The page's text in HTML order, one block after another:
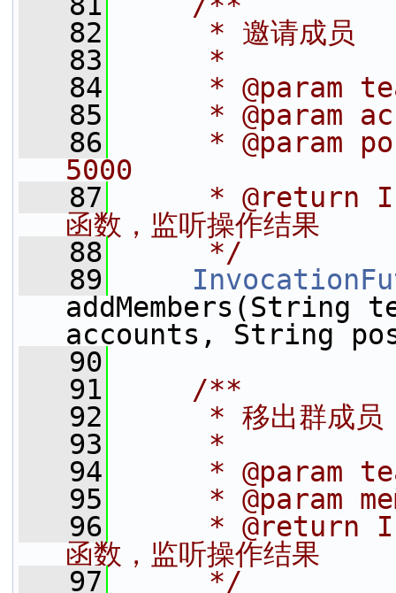
   82
     * 邀请成员
   83
     *
   84
* @param
   85
* @param
   86
* @param
5000
   87
* @return
函数，监听操作结果
   88
     */
   89
addMembers(String
accounts, String
   90
   91
    /**
   92
* 移出群成员
   93
     *
   94
* @param
   95
* @param
   96
* @return
函数，监听操作结果
   97
     */